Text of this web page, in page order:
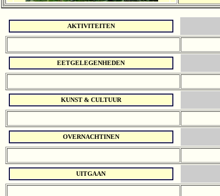
AKTIVITEITEN
EETGELEGENHEDEN
KUNST & CULTUUR
OVERNACHTINEN
UITGAAN